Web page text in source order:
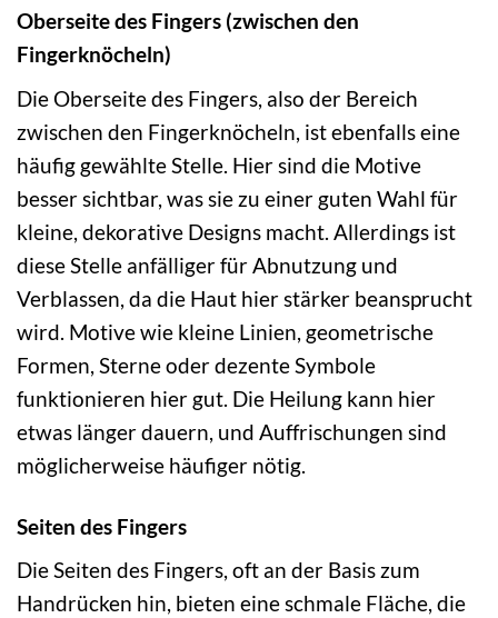
Oberseite des Fingers (zwischen den
Fingerknöcheln)
Die Oberseite des Fingers, also der Bereich
zwischen den Fingerknöcheln, ist ebenfalls eine
häufig gewählte Stelle. Hier sind die Motive
besser sichtbar, was sie zu einer guten Wahl für
kleine, dekorative Designs macht. Allerdings ist
diese Stelle anfälliger für Abnutzung und
Verblassen, da die Haut hier stärker beansprucht
wird. Motive wie kleine Linien, geometrische
Formen, Sterne oder dezente Symbole
funktionieren hier gut. Die Heilung kann hier
etwas länger dauern, und Auffrischungen sind
möglicherweise häufiger nötig.
Seiten des Fingers
Die Seiten des Fingers, oft an der Basis zum
Handrücken hin, bieten eine schmale Fläche, die